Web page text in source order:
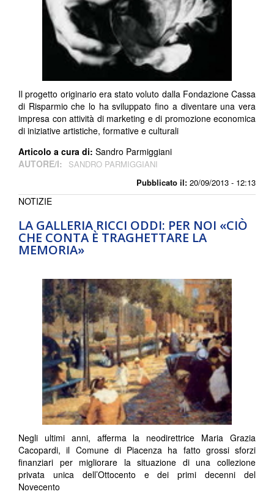
Pubblicato il: 20/09/2013 - 12:13
Il progetto originario era stato voluto dalla Fondazione Cassa
di Risparmio che lo ha sviluppato fino a diventare una vera
impresa con attività di marketing e di promozione economica
di iniziative artistiche, formative e culturali
Articolo a cura di: Sandro Parmiggiani
AUTORE/I:
SANDRO PARMIGGIANI
LA GALLERIA RICCI ODDI: PER NOI «CIÒ
CHE CONTA È TRAGHETTARE LA
MEMORIA»
NOTIZIE
Negli ultimi anni, afferma la neodirettrice Maria Grazia
Cacopardi, il Comune di Piacenza ha fatto grossi sforzi
finanziari per migliorare la situazione di una collezione
privata unica dell’Ottocento e dei primi decenni del
Novecento